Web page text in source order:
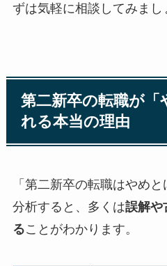
ずは気軽に相談してみまし
第二新卒の転職が
れる本当の理由
「第二新卒の転職はやめ
分析すると、多くは誤解や
ることがわかります。